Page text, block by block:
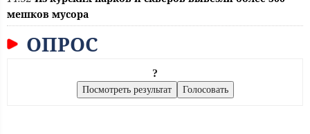
мешков мусора
ОПРОС
?